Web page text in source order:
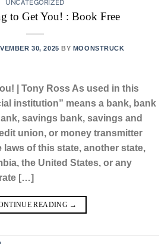
UNCATEGORIZED
to Get You! : Book Free
30, 2025 BY MOONSTRUCK
| Tony Ross As used in this
institution” means a bank, bank
savings bank, savings and
union, or money transmitter
of this state, another state,
the United States, or any
[…]
READING →